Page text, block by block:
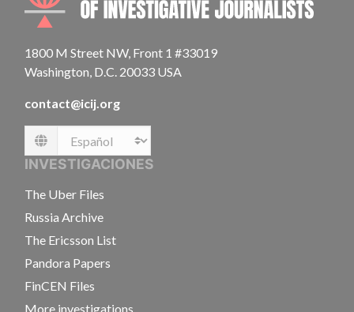
1800 M Street NW, Front 1 #33019
Washington, D.C. 20033 USA
contact@icij.org
Language
INVESTIGACIONES
The Uber Files
Russia Archive
The Ericsson List
Pandora Papers
FinCEN Files
More investigations